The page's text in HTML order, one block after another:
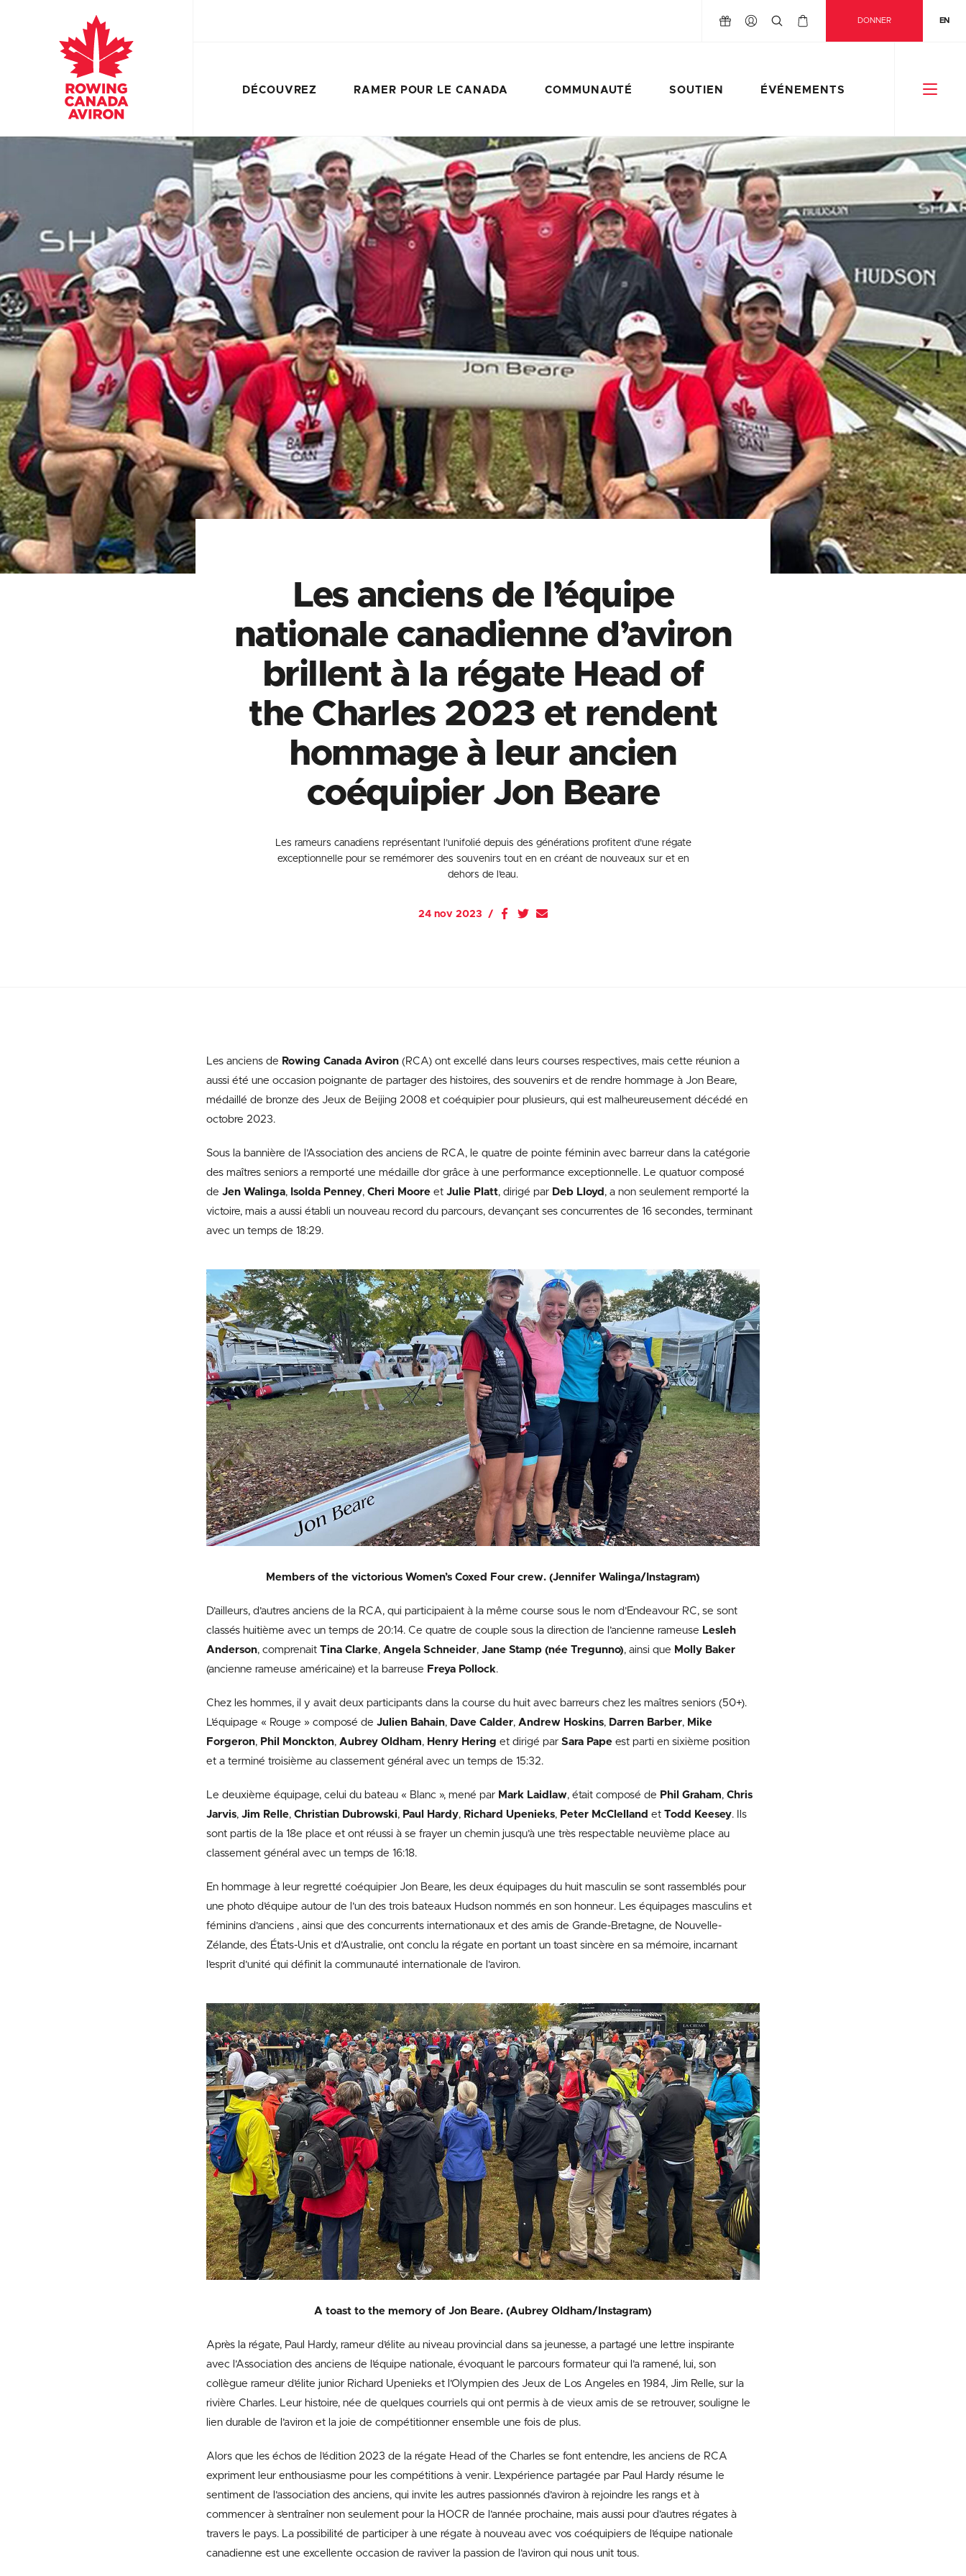
DONNER EN
DÉCOUVREZ RAMER POUR LE CANADA COMMUNAUTÉ SOUTIEN ÉVÉNEMENTS
Les anciens de l’équipe
nationale canadienne d’aviron
brillent à la régate Head of
the Charles 2023 et rendent
hommage à leur ancien
coéquipier Jon Beare
Les rameurs canadiens représentant l’unifolié depuis des générations profitent d’une régate
exceptionnelle pour se remémorer des souvenirs tout en en créant de nouveaux sur et en
dehors de l’eau.
24 nov 2023
Les anciens de Rowing Canada Aviron (RCA) ont excellé dans leurs courses respectives, mais cette réunion a
aussi été une occasion poignante de partager des histoires, des souvenirs et de rendre hommage à Jon Beare,
médaillé de bronze des Jeux de Beijing 2008 et coéquipier pour plusieurs, qui est malheureusement décédé en
octobre 2023.
Sous la bannière de l’Association des anciens de RCA, le quatre de pointe féminin avec barreur dans la catégorie
des maîtres seniors a remporté une médaille d’or grâce à une performance exceptionnelle. Le quatuor composé
de Jen Walinga, Isolda Penney, Cheri Moore et Julie Platt, dirigé par Deb Lloyd , a non seulement remporté la
victoire, mais a aussi établi un nouveau record du parcours, devançant ses concurrentes de 16 secondes, terminant
avec un temps de 18:29.
Members of the victorious Women’s Coxed Four crew. (Jennifer Walinga/Instagram)
D’ailleurs, d’autres anciens de la RCA, qui participaient à la même course sous le nom d’Endeavour RC, se sont
classés huitième avec un temps de 20:14. Ce quatre de couple sous la direction de l’ancienne rameuse Lesleh
Anderson, comprenait Tina Clarke, Angela Schneider, Jane Stamp (née Tregunno), ainsi que Molly Baker
(ancienne rameuse américaine) et la barreuse Freya Pollock.
Chez les hommes, il y avait deux participants dans la course du huit avec barreurs chez les maîtres seniors (50+).
L’équipage « Rouge » composé de Julien Bahain, Dave Calder, Andrew Hoskins, Darren Barber, Mike
Forgeron, Phil Monckton, Aubrey Oldham, Henry Hering et dirigé par Sara Pape est parti en sixième position
et a terminé troisième au classement général avec un temps de 15:32.
Le deuxième équipage, celui du bateau « Blanc », mené par Mark Laidlaw, était composé de Phil Graham, Chris
Jarvis, Jim Relle, Christian Dubrowski, Paul Hardy, Richard Upenieks, Peter McClelland et Todd Keesey. Ils
sont partis de la 18e place et ont réussi à se frayer un chemin jusqu’à une très respectable neuvième place au
classement général avec un temps de 16:18.
En hommage à leur regretté coéquipier Jon Beare, les deux équipages du huit masculin se sont rassemblés pour
une photo d’équipe autour de l’un des trois bateaux Hudson nommés en son honneur. Les équipages masculins et
féminins d’anciens , ainsi que des concurrents internationaux et des amis de Grande-Bretagne, de Nouvelle-
Zélande, des États-Unis et d’Australie, ont conclu la régate en portant un toast sincère en sa mémoire, incarnant
l’esprit d’unité qui définit la communauté internationale de l’aviron.
A toast to the memory of Jon Beare. (Aubrey Oldham/Instagram)
Après la régate, Paul Hardy, rameur d’élite au niveau provincial dans sa jeunesse, a partagé une lettre inspirante
avec l’Association des anciens de l’équipe nationale, évoquant le parcours formateur qui l’a ramené, lui, son
collègue rameur d’élite junior Richard Upenieks et l’Olympien des Jeux de Los Angeles en 1984, Jim Relle, sur la
rivière Charles. Leur histoire, née de quelques courriels qui ont permis à de vieux amis de se retrouver, souligne le
lien durable de l’aviron et la joie de compétitionner ensemble une fois de plus.
Alors que les échos de l’édition 2023 de la régate Head of the Charles se font entendre, les anciens de RCA
expriment leur enthousiasme pour les compétitions à venir. L’expérience partagée par Paul Hardy résume le
sentiment de l’association des anciens, qui invite les autres passionnés d’aviron à rejoindre les rangs et à
commencer à s’entraîner non seulement pour la HOCR de l’année prochaine, mais aussi pour d’autres régates à
travers le pays. La possibilité de participer à une régate à nouveau avec vos coéquipiers de l’équipe nationale
canadienne est une excellente occasion de raviver la passion de l’aviron qui nous unit tous.